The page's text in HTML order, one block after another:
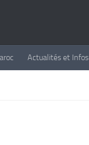
Actualités et Infos